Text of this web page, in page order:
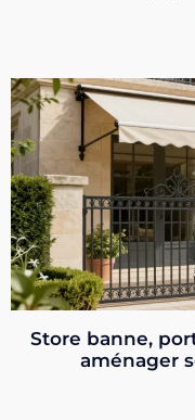
Store banne,
aménager